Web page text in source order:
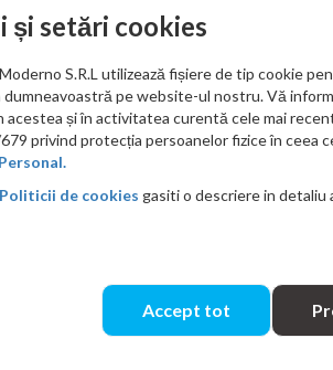
și setări cookies
S.R.L utilizează fișiere de tip cookie
dumneavoastră pe website-ul nostru. Vă
acestea și în activitatea curentă cele mai
privind protecția persoanelor fizice în ceea
Politicii de cookies gasiti o descriere in detaliu
Accept tot